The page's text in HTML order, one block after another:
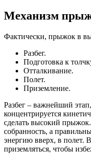
Механизм
Фактически, прыжок в
Разбег.
Подготовка к
Отталкивание.
Полет.
Приземление.
Разбег – важнейший
концентрируется
сделать высокий
собранность, а
энергию вверх, в полет.
приземляться, чтобы